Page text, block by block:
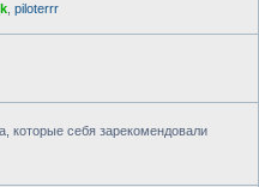
piloterrr
которые себя зарекомендовали